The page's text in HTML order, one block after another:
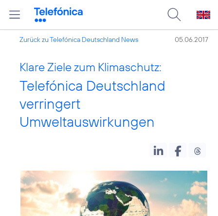
Zurück zu Telefónica Deutschland News 05.06.2017
Klare Ziele zum Klimaschutz:
Telefónica Deutschland
verringert
Umweltauswirkungen